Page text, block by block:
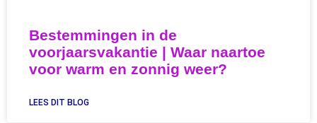
Bestemmingen in de
voorjaarsvakantie | Waar naartoe
voor warm en zonnig weer?
LEES DIT BLOG